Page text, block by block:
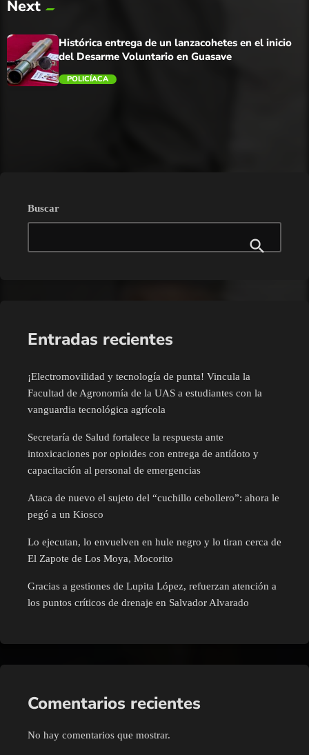
Next
Histórica entrega de un lanzacohetes en el inicio
del Desarme Voluntario en Guasave
POLICÍACA
Buscar
Entradas recientes
¡Electromovilidad y tecnología de punta! Vincula la
Facultad de Agronomía de la UAS a estudiantes con la
vanguardia tecnológica agrícola
Secretaría de Salud fortalece la respuesta ante
intoxicaciones por opioides con entrega de antídoto y
capacitación al personal de emergencias
Ataca de nuevo el sujeto del “cuchillo cebollero”: ahora le
pegó a un Kiosco
Lo ejecutan, lo envuelven en hule negro y lo tiran cerca de
El Zapote de Los Moya, Mocorito
Gracias a gestiones de Lupita López, refuerzan atención a
los puntos críticos de drenaje en Salvador Alvarado
Comentarios recientes
No hay comentarios que mostrar.